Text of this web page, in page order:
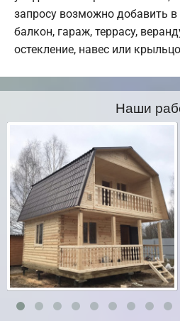
запросу возможно добавить в
балкон, гараж, террасу,
остекление, навес или
Наши